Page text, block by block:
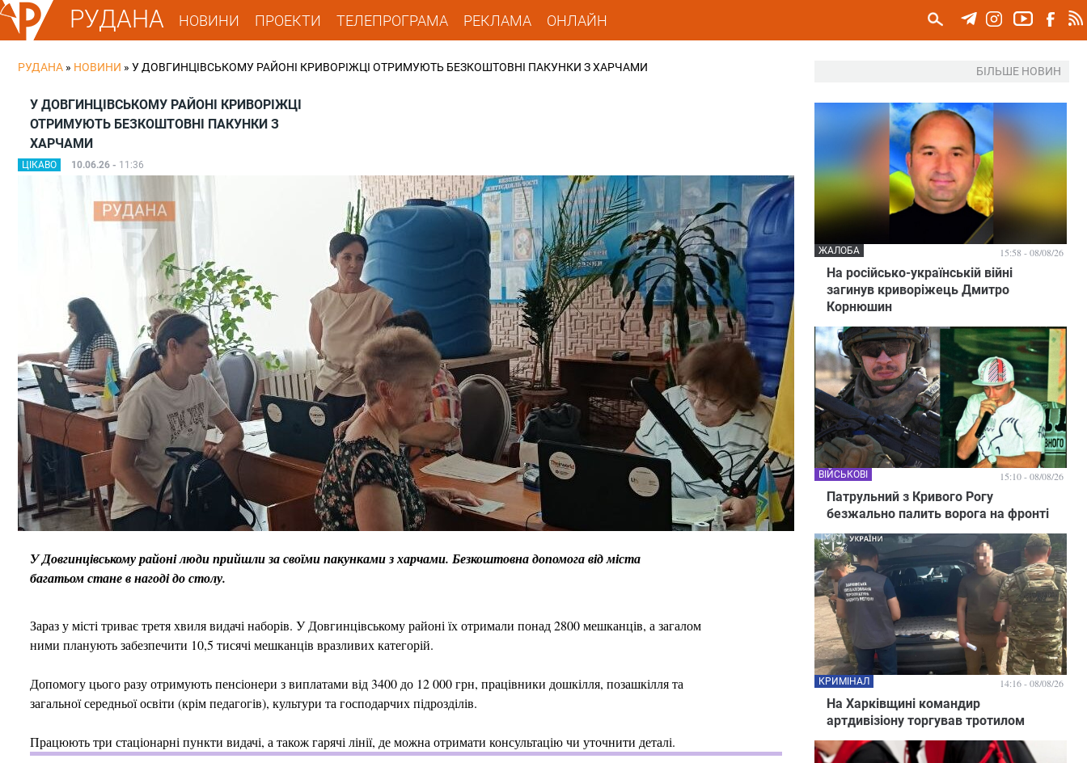
РУДАНА НОВИНИ ПРОЕКТИ ТЕЛЕПРОГРАМА РЕКЛАМА ОНЛАЙН
РУДАНА » НОВИНИ » У ДОВГИНЦІВСЬКОМУ РАЙОНІ КРИВОРІЖЦІ ОТРИМУЮТЬ БЕЗКОШТОВНІ ПАКУНКИ З ХАРЧАМИ
У ДОВГИНЦІВСЬКОМУ РАЙОНІ КРИВОРІЖЦІ
ОТРИМУЮТЬ БЕЗКОШТОВНІ ПАКУНКИ З
ХАРЧАМИ
ЦІКАВО 10.06.26 - 11:36
У Довгинцівському районі люди прийшли за своїми пакунками з харчами. Безкоштовна допомога від міста
багатьом стане в нагоді до столу.
Зараз у місті триває третя хвиля видачі наборів. У Довгинцівському районі їх отримали понад 2800 мешканців, а загалом
ними планують забезпечити 10,5 тисячі мешканців вразливих категорій.
Допомогу цього разу отримують пенсіонери з виплатами від 3400 до 12 000 грн, працівники дошкілля, позашкілля та
загальної середньої освіти (крім педагогів), культури та господарчих підрозділів.
Працюють три стаціонарні пункти видачі, а також гарячі лінії, де можна отримати консультацію чи уточнити деталі.
БІЛЬШЕ НОВИН
На російсько-українській війні
загинув криворіжець Дмитро
Корнюшин
ЖАЛОБА 15:58 - 08/08/26
Патрульний з Кривого Рогу
безжально палить ворога на фронті
ВІЙСЬКОВІ 15:10 - 08/08/26
На Харківщині командир
артдивізіону торгував тротилом
КРИМІНАЛ 14:16 - 08/08/26